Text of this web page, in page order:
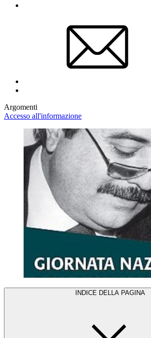
Argomenti
Accesso all'informazione
INDICE DELLA PAGINA